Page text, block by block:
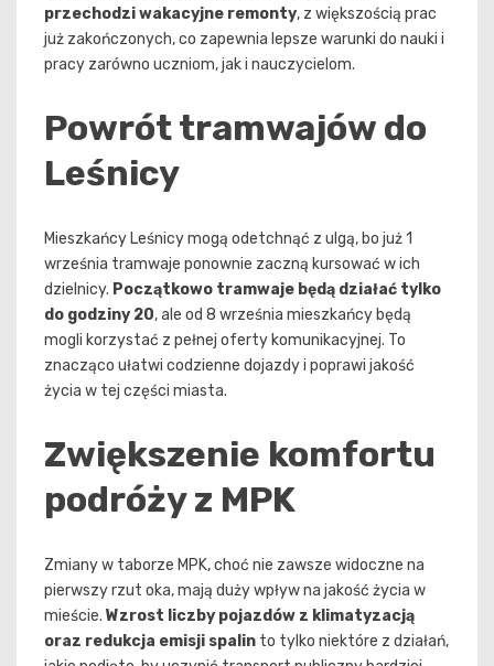
przechodzi wakacyjne remonty, z większością prac
już zakończonych, co zapewnia lepsze warunki do nauki i
pracy zarówno uczniom, jak i nauczycielom.
Powrót tramwajów do
Leśnicy
Mieszkańcy Leśnicy mogą odetchnąć z ulgą, bo już 1
września tramwaje ponownie zaczną kursować w ich
dzielnicy. Początkowo tramwaje będą działać tylko
do godziny 20, ale od 8 września mieszkańcy będą
mogli korzystać z pełnej oferty komunikacyjnej. To
znacząco ułatwi codzienne dojazdy i poprawi jakość
życia w tej części miasta.
Zwiększenie komfortu
podróży z MPK
Zmiany w taborze MPK, choć nie zawsze widoczne na
pierwszy rzut oka, mają duży wpływ na jakość życia w
mieście. Wzrost liczby pojazdów z klimatyzacją
oraz redukcja emisji spalin to tylko niektóre z działań,